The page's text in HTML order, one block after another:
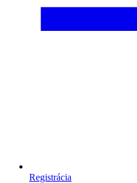
Registrácia